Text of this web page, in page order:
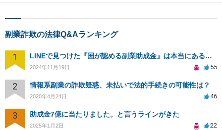
副業詐欺の法律Q&Aランキング
1 LINEで見つけた『国が認める副業助成金』は本当にあるのですか？今それで訴えられそうでどうすれば？
2024年11月19日 55
2 情報系副業の詐欺疑惑、未払いで法的手続きの可能性は？
2020年4月24日 46
3 助成金7億に当たりました。と言うラインがきた
2025年1月2日 22